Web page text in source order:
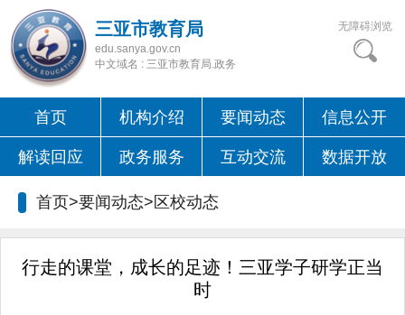
三亚市教育局
edu.sanya.gov.cn
中文域名 : 三亚市教育局.政务
无障碍浏览
首页 机构介绍 要闻动态 信息公开
解读回应 政务服务 互动交流 数据开放
首页>要闻动态>区校动态
行走的课堂，成长的足迹！三亚学子研学正当
时